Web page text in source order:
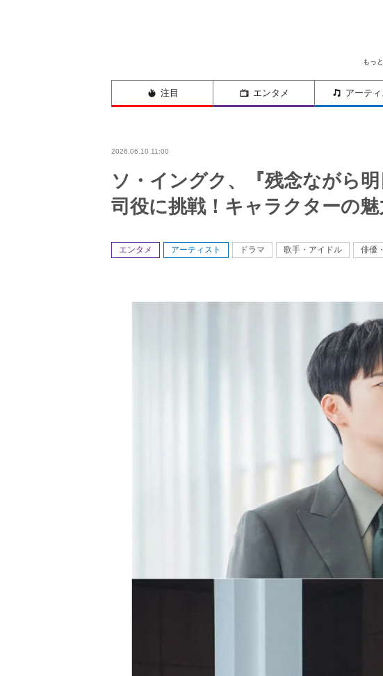
もっ
注目 エンタメ アーティ
2026.06.10 11:00
ソ・イングク、『残念ながら
司役に挑戦！キャラクターの
エンタメ アーティスト ドラマ 歌手・アイドル 俳優